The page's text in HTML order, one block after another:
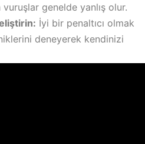
genelde yanlış olur.
İyi bir penaltıcı olmak
deneyerek kendinizi